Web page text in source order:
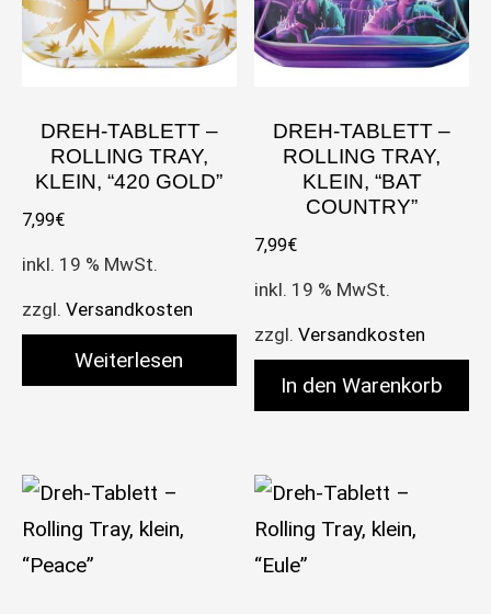
DREH-TABLETT –
ROLLING TRAY,
KLEIN, “420 GOLD”
7,99€
inkl. 19 % MwSt.
zzgl. Versandkosten
Weiterlesen
DREH-TABLETT –
ROLLING TRAY,
KLEIN, “BAT
COUNTRY”
7,99€
inkl. 19 % MwSt.
zzgl.Versandkosten
In den Warenkorb